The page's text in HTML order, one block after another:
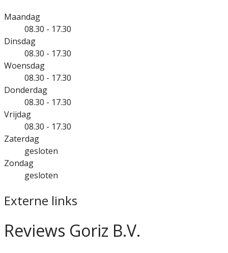
Maandag
08.30 - 17.30
Dinsdag
08.30 - 17.30
Woensdag
08.30 - 17.30
Donderdag
08.30 - 17.30
Vrijdag
08.30 - 17.30
Zaterdag
gesloten
Zondag
gesloten
Externe links
Reviews Goriz B.V.